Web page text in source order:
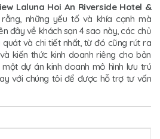
Laluna Hoi An Riverside Hotel &
những yếu tố và khía cạnh mà
đây về khách sạn 4 sao này, các chủ
quát và chi tiết nhất, từ đó cũng rút ra
kiến thức kinh doanh riêng cho bản
dự án kinh doanh mô hình lưu trú
với chúng tôi để được hỗ trợ tư vấn